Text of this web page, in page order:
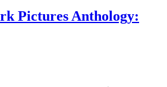
Pictures Anthology: